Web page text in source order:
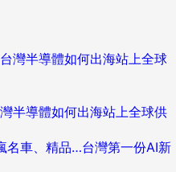
半導體如何出海站上全球供